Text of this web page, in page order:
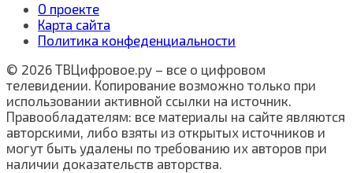
О проекте
Карта сайта
Политика конфеденциальности
© 2026 ТВЦифровое.ру – все о цифровом
телевидении. Копирование возможно только при
использовании активной ссылки на источник.
Правообладателям: все материалы на сайте являются
авторскими, либо взяты из открытых источников и
могут быть удалены по требованию их авторов при
наличии доказательств авторства.